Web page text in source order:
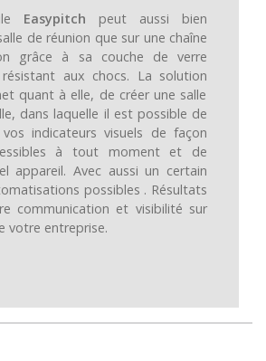
Easypitch peut aussi bien
de réunion que sur une chaîne
grâce à sa couche de verre
aux chocs. La solution
quant à elle, de créer une salle
dans laquelle il est possible de
indicateurs visuels de façon
à tout moment et de
appareil. Avec aussi un certain
possibles . Résultats
communication et visibilité sur
votre entreprise.